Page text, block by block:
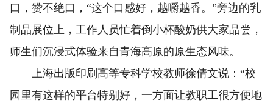
口，赞不绝口，“这个口感好，越嚼越香。”旁边的乳
制品展位上，工作人员忙着倒小杯酸奶供大家品尝，
师生们沉浸式体验来自青海高原的原生态风味。
上海出版印刷高等专科学校教师徐倩文说：“校
园里有这样的平台特别好，一方面让教职工很方便地